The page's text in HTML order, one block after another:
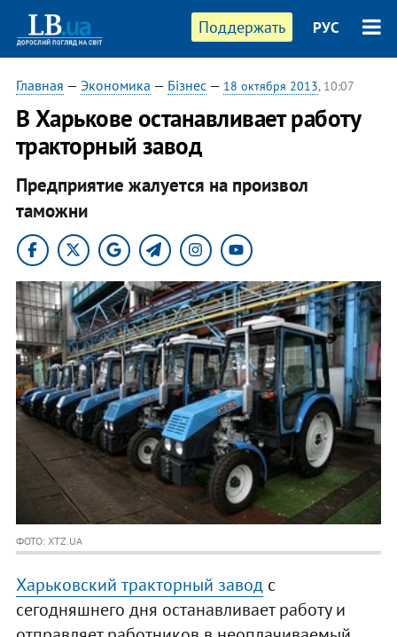
Поддержать РУС
Главная — Экономика — Бізнес— 18 октября 2013, 10:07
В Харькове останавливает работу
тракторный завод
Предприятие жалуется на произвол
таможни
ФОТО: XTZ.UA
Харьковский тракторный заводс
сегодняшнего дня останавливает работу и